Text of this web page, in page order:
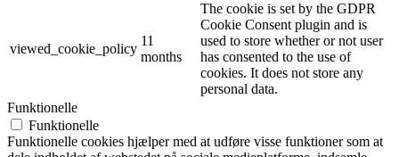
viewed_cookie_policy
11
months
The cookie is set by the GDPR
Cookie Consent plugin and is
used to store whether or not user
has consented to the use of
cookies. It does not store any
personal data.
Funktionelle
Funktionelle
Funktionelle cookies hjælper med at udføre visse funktioner som at